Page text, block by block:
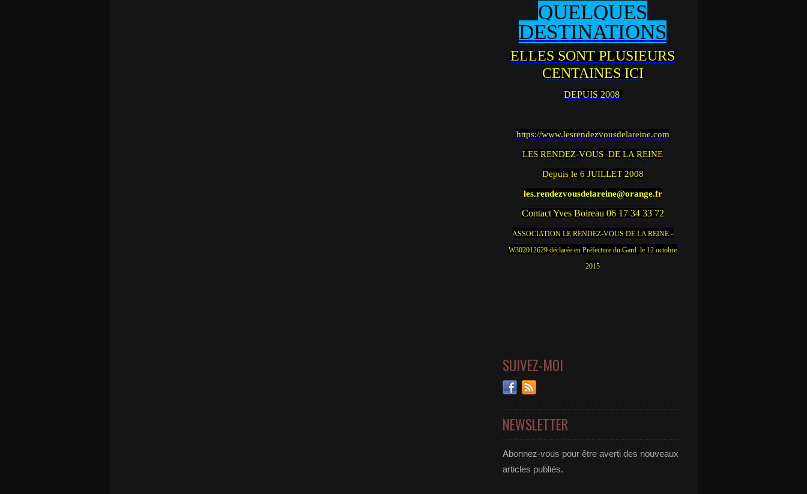
QUELQUES
DESTINATIONS
ELLES SONT PLUSIEURS
CENTAINES ICI
DEPUIS 2008
https://www.lesrendezvousdelareine.com
LES RENDEZ-VOUS DE LA REINE
Depuis le 6 JUILLET 2008
les.rendezvousdelareine@orange.fr
Contact Yves Boireau 06 17 34 33 72
ASSOCIATION LE RENDEZ-VOUS DE LA REINE -
W302012629 déclarée en Préfecture du Gard le 12 octobre
2015
SUIVEZ-MOI
NEWSLETTER
Abonnez-vous pour être averti des nouveaux
articles publiés.